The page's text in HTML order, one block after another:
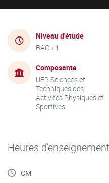
Niveau d'étude
BAC +1
Composante
UFR Sciences et
Techniques des
Activités Physiques et
Sportives
Heures d'enseignement
CM